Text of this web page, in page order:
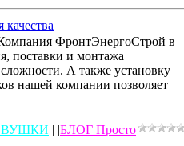
ФронтЭнергоСтрой в
поставки и монтажа
А также установку
нашей компании позволяет
| |БЛОГ Просто